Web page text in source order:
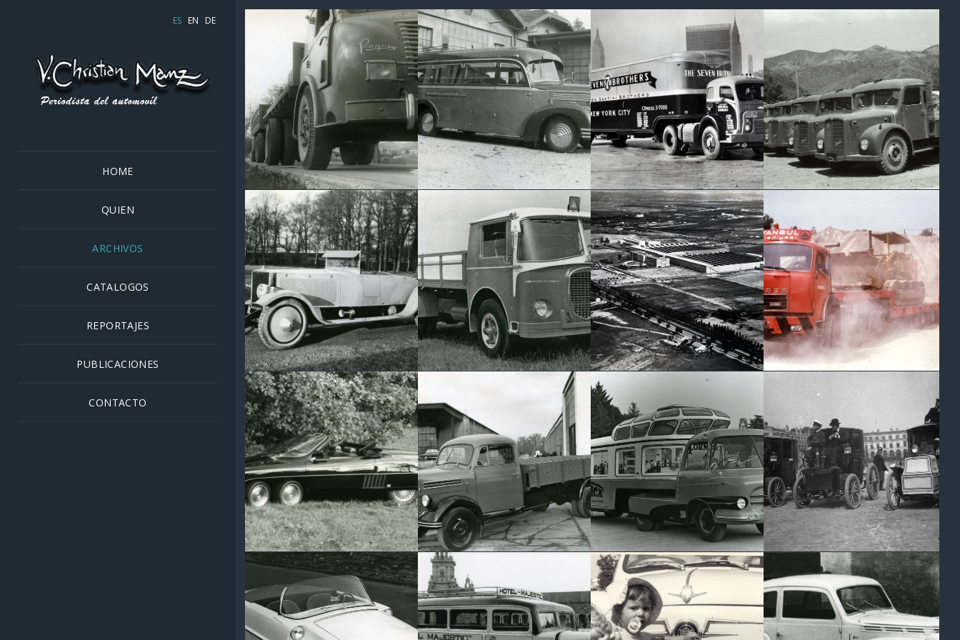
ES EN DE
HOME
QUIEN
ARCHIVOS
CATALOGOS
REPORTAJES
PUBLICACIONES
CONTACTO
PEGASO II DIESEL
1949
Los prototipos Pegaso con
el motor diesel llevaron
faros rectangulares
ALFA ROMEO BUS
1950
Carrocería especial de
Varesina para un autocar
Alfa Romeo
WHILE 3000
1954
El peso pesado americano
de los cincuenta
FAP
1960
Camiones de la antigua
Yugoslavia, licencia Saurer
Austria
LEYLAND EIGHT
1920
LANCIA ESATAU B
¿Quien se acuerda que
Lancia tambien fabricaba
camiones?
MADRID BARAJAS
1956
La planta de ENASA
Pegaso en construcción
SAURER D330
De duro trabajo en una
cantera de Istambul
PANTHER 6 WHEELER
1977
BORGWARD 1 1/2 TON
B1500
1953
Un camión Borgward
delante de las
instalaciones del
fabricante ya desaparecido
OM CABEZA TRACTORA
CARROCERIA BORSANI
Una realización muy
especifica para la empresa
Formica
TAXIS ELÉCTRICOS
FRANCESES JEANTAUD /
KRIÈGER
1898
Un concurso de taxis
eléctricos en Paris